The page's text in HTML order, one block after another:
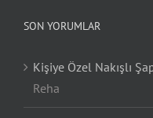
SON YORUMLAR
Kişiye Özel Nakışlı
Reha